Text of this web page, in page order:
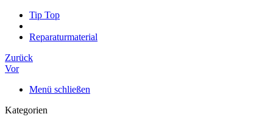
Tip Top
Reparaturmaterial
Zurück
Vor
Menü schließen
Kategorien